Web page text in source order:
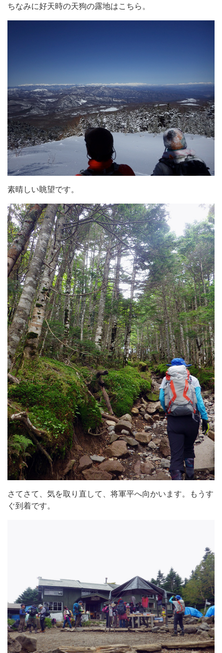
ちなみに好天時の天狗の露地はこちら。
素晴しい眺望です。
さてさて、気を取り直して、将軍平へ向かいます。もうす
ぐ到着です。